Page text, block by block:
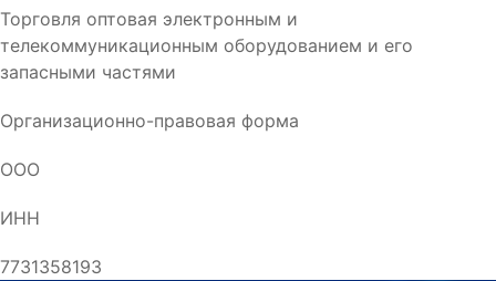
Торговля оптовая электронным и
телекоммуникационным оборудованием и его
запасными частями
Организационно-правовая форма
ООО
ИНН
7731358193